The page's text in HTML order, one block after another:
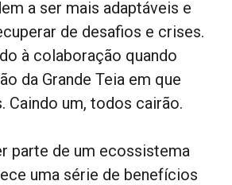
a ser mais adaptáveis e
de desafios e crises.
à colaboração quando
da Grande Teia em que
Caindo um, todos cairão.
parte de um ecossistema
uma série de benefícios